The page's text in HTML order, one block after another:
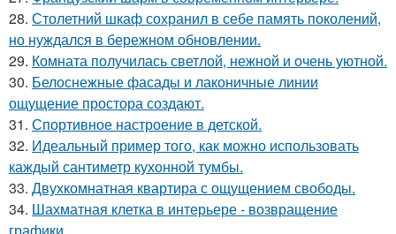
28. Столетний шкаф сохранил в себе память поколений,
но нуждался в бережном обновлении.
29. Комната получилась светлой, нежной и очень уютной.
30. Белоснежные фасады и лаконичные линии
ощущение простора создают.
31. Спортивное настроение в детской.
32. Идеальный пример того, как можно использовать
каждый сантиметр кухонной тумбы.
33. Двухкомнатная квартира с ощущением свободы.
34. Шахматная клетка в интерьере - возвращение
графики.